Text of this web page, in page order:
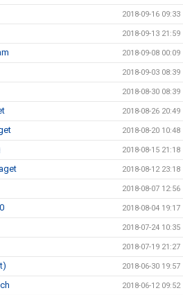
2018-09-16 09:33
2018-09-13 21:59
2018-09-08 00:09
2018-09-03 08:39
2018-08-30 08:39
2018-08-26 20:49
2018-08-20 10:48
2018-08-15 21:18
2018-08-12 23:18
2018-08-07 12:56
2018-08-04 19:17
2018-07-24 10:35
2018-07-19 21:27
2018-06-30 19:57
2018-06-12 09:52